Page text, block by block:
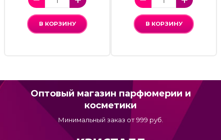
В КОРЗИНУ В КОРЗИНУ
Оптовый магазин парфюмерии и
косметики
Минимальный заказ от 999 руб.